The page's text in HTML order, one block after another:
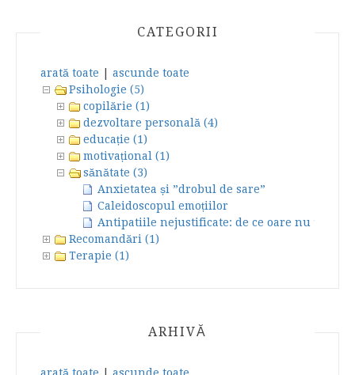
CATEGORII
arată toate
ascunde toate
Psihologie (5)
copilărie (1)
dezvoltare personală (4)
educație (1)
motivațional (1)
sănătate (3)
Anxietatea și ”drobul de sare”
Caleidoscopul emoțiilor
Antipatiile nejustificate: de ce oare nu te (mă)
Recomandări (1)
Terapie (1)
ARHIVĂ